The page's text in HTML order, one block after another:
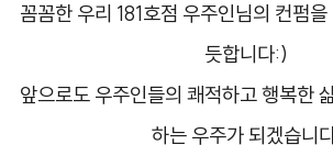
꼼꼼한 우리 181호점 우주인님의 컨펌
듯합니다:)
앞으로도 우주인들의 쾌적하고 행복한
하는 우주가 되겠습니